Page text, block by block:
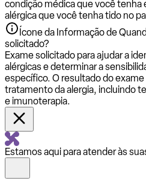
condição médica que você tenha
alérgica que você tenha tido no
Ícone da Informação de
solicitado?
Exame solicitado para ajudar a
alérgicas e determinar a
específico. O resultado do
tratamento da alergia, incluindo
e imunoterapia.
Estamos aqui para atender às